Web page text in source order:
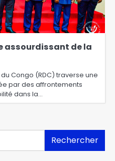
assourdissant de la
Congo (RDC) traverse une
par des affrontements
dans la…
Rechercher